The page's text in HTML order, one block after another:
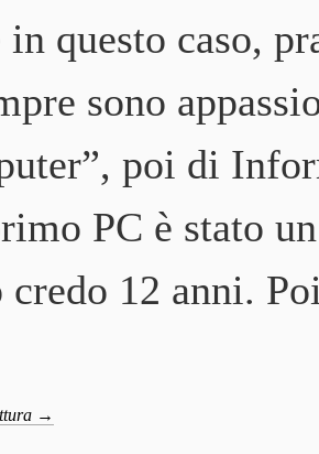
in questo caso,
sono
poi di
PC è stato
credo 12 anni.
→